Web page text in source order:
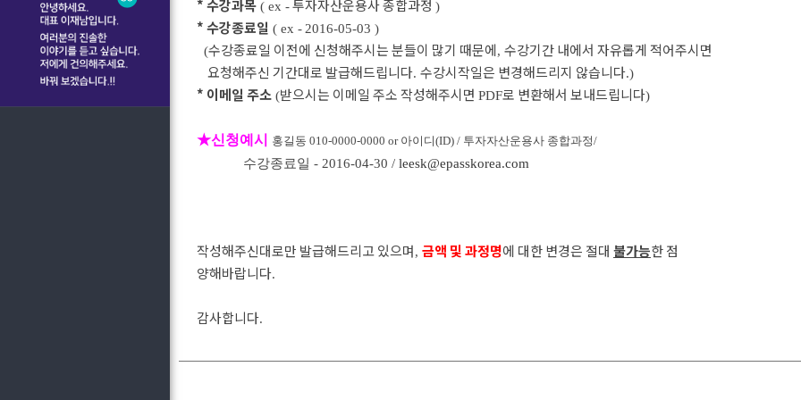
* 수강과목 ( ex -투자자산운용사 종합과정 )
* 수강종료일 ( ex - 2016-05-03 )
(수강종료일 이전에 신청해주시는 분들이 많기 때문에, 수강기간 내에서 자유롭게 적어주시면
요청해주신 기간대로 발급해드립니다. 수강시작일은 변경해드리지 않습니다.)
* 이메일 주소 (받으시는 이메일 주소 작성해주시면 PDF로 변환해서 보내드립니다)
★신청예시 홍길동 010-0000-0000 or 아이디(ID) / 투자자산운용사 종합과정/
수강종료일 - 2016-04-30 / leesk@epasskorea.com
작성해주신대로만 발급해드리고 있으며, 금액 및 과정명에 대한 변경은 절대 불가능한 점
양해바랍니다.
감사합니다.